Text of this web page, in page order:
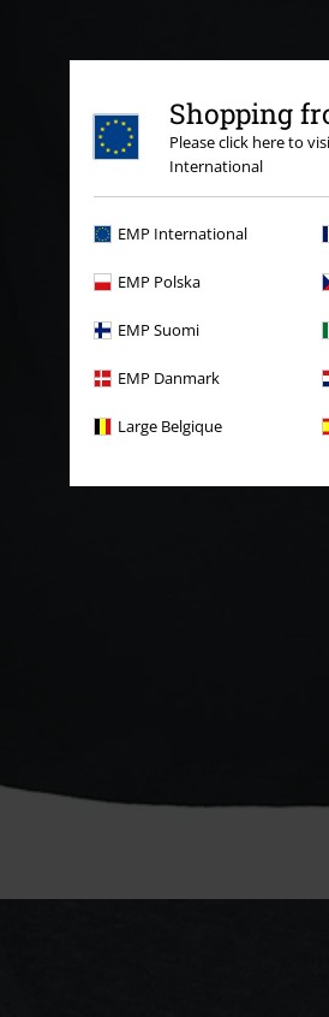
Shopping
Please click here to
International
EMP International
EMP Polska
EMP Suomi
EMP Danmark
Large Belgique